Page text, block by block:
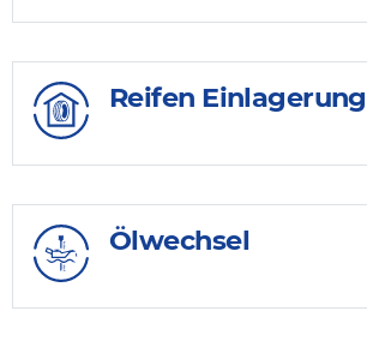
Reifen Einlagerung
Ölwechsel